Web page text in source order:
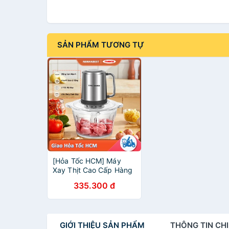
SẢN PHẨM TƯƠNG TỰ
[Hỏa Tốc HCM] Máy
Xay Thịt Cao Cấp Hàng
Tinh Công Xuất 300W 4
Lưỡi Dao
335.300 đ
GIỚI THIỆU SẢN PHẨM THÔNG TIN